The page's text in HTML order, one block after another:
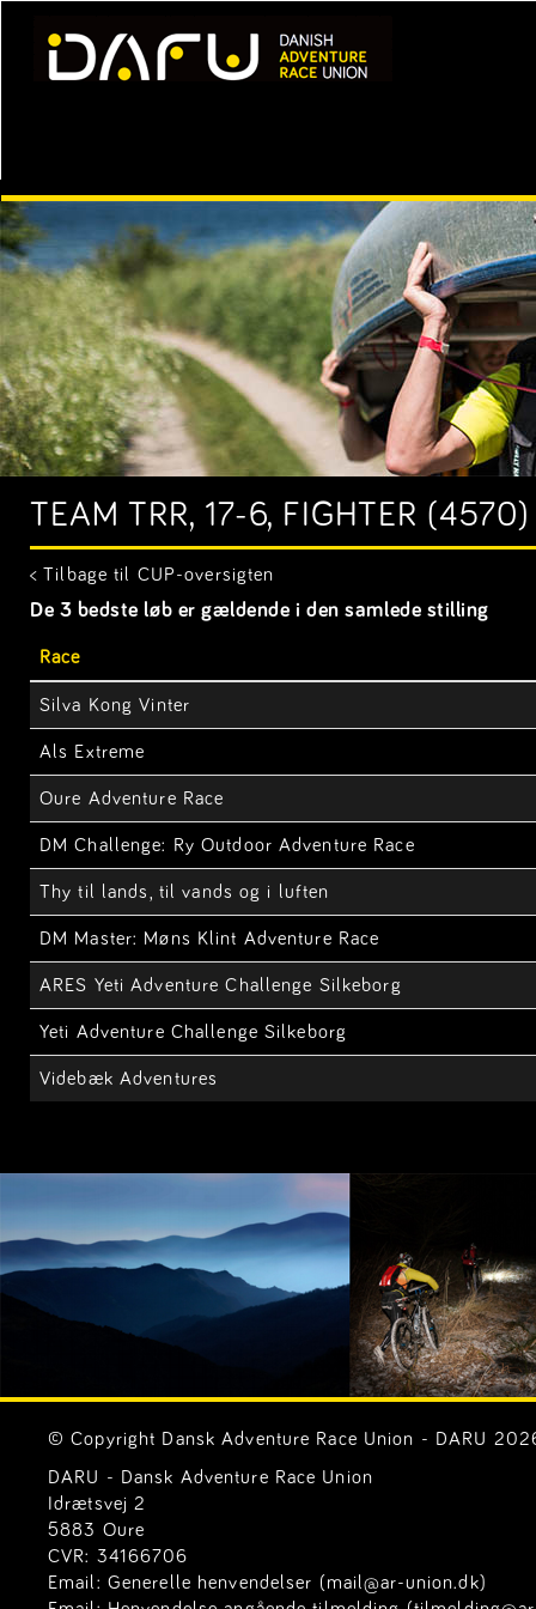
TEAM TRR, 17-6, FIGHTER
< Tilbage til CUP-oversigten
De 3 bedste løb er gældende i den samlede stilling
Race
Silva Kong Vinter
Als Extreme
Oure Adventure Race
DM Challenge: Ry Outdoor Adventure Race
Thy til lands, til vands og i luften
DM Master: Møns Klint Adventure Race
ARES Yeti Adventure Challenge Silkeborg
Yeti Adventure Challenge Silkeborg
Videbæk Adventures
© Copyright Dansk Adventure Race Union - DARU
DARU - Dansk Adventure Race Union
Idrætsvej 2
5883 Oure
CVR: 34166706
Email: Generelle henvendelser (mail@ar-union.dk)